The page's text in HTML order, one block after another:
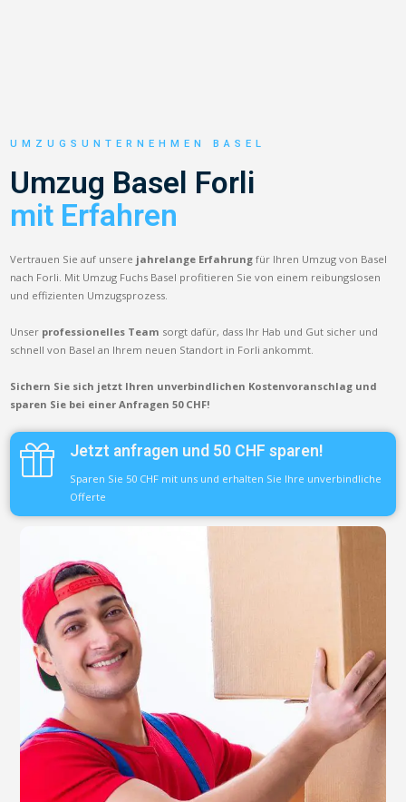
UMZUGSUNTERNEHMEN BASEL
Umzug Basel Forli
mit Erfahren
Vertrauen Sie auf unsere jahrelange Erfahrung für Ihren Umzug von Basel
nach Forli. Mit Umzug Fuchs Basel profitieren Sie von einem reibungslosen
und effizienten Umzugsprozess.
Unser professionelles Team sorgt dafür, dass Ihr Hab und Gut sicher und
schnell von Basel an Ihrem neuen Standort in Forli ankommt.
Sichern Sie sich jetzt Ihren unverbindlichen Kostenvoranschlag und
sparen Sie bei einer Anfragen 50 CHF!
Jetzt anfragen und 50 CHF sparen!
Sparen Sie 50 CHF mit uns und erhalten Sie Ihre unverbindliche
Offerte